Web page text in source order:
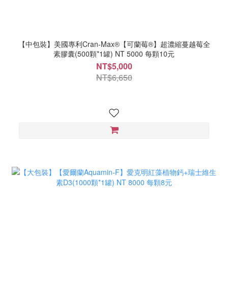
【中包裝】美國專利Cran-Max®【可蘭莓®】超濃縮蔓越莓全
素膠囊(500顆*1罐) NT 5000 每顆10元
NT$5,000
NT$6,650